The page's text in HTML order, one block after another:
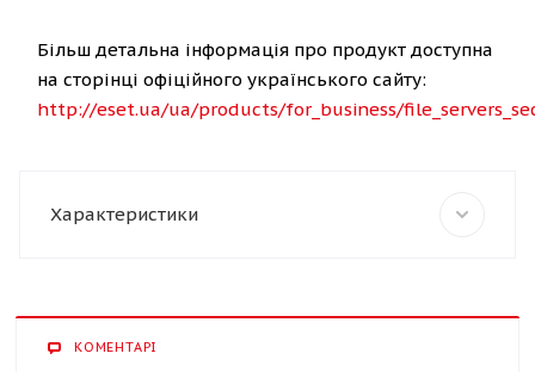
Більш детальна інформація про продукт доступна
на сторінці офіційного українського сайту:
http://eset.ua/ua/products/for_business/
Характеристики
КОМЕНТАРІ